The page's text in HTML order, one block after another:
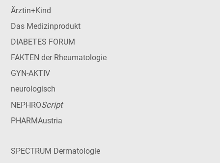
Ärztin+Kind
Das Medizinprodukt
DIABETES FORUM
FAKTEN der Rheumatologie
GYN-AKTIV
neurologisch
NEPHROScript
PHARMAustria
SPECTRUM Dermatologie